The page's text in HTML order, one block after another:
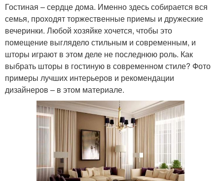
Гостиная – сердце дома. Именно здесь собирается вся
семья, проходят торжественные приемы и дружеские
вечеринки. Любой хозяйке хочется, чтобы это
помещение выглядело стильным и современным, и
шторы играют в этом деле не последнюю роль. Как
выбрать шторы в гостиную в современном стиле? Фото
примеры лучших интерьеров и рекомендации
дизайнеров – в этом материале.